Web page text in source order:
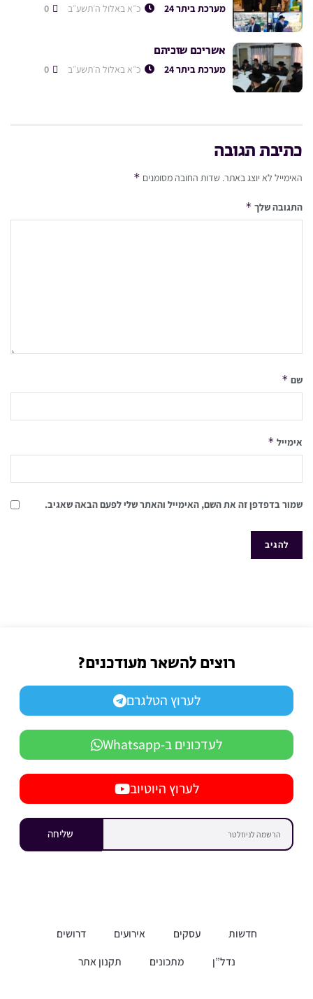
מערכת ביתר 24 כ״א באלול ה׳תשע״ב
אשריכם שזכיתם
מערכת ביתר 24 כ״א באלול ה׳תשע״ב
כתיבת תגובה
האימייל לא יוצג באתר. שדות החובה מסומנים *
התגובה שלך *
שם *
אימייל *
שמור בדפדפן זה את השם, האימייל והאתר שלי לפעם הבאה שאגיב.
רוצים להשאר מעודכנים?
לערוץ הטלגרם
לעדכונים ב-Whatsapp
לערוץ היוטיוב
שליחה
חדשות עסקים אירועים
דרושים
נדל”ן
מתכונים תקנון אתר